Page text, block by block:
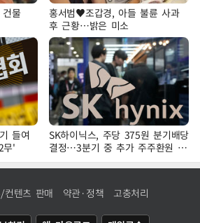
물
홍서범♥조갑경, 아들 불륜 사과
후 근황…밝은 미소
들여
무'
SK하이닉스, 주당 375원 분기배당
결정…3분기 중 추가 주주환원 발
표
컨텐츠 판매 약관·정책 고충처리